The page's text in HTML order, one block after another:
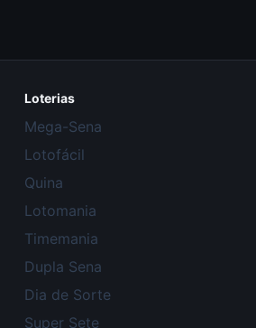
Loterias
Mega-Sena
Lotofácil
Quina
Lotomania
Timemania
Dupla Sena
Dia de Sorte
Super Sete